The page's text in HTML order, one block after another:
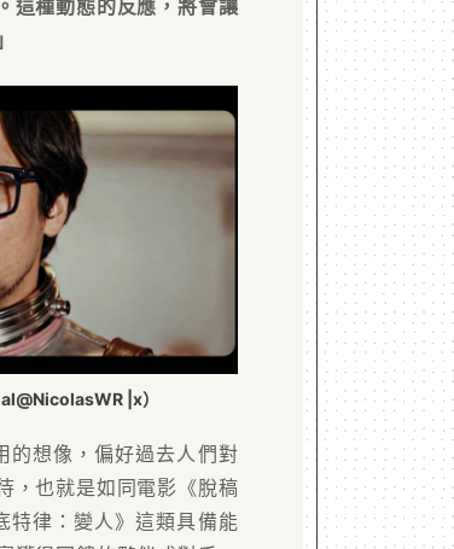
這種動態的反應，將會讓
|x）
的想像，偏好過去人們對
，也就是如同電影《脫稿
特律：變人》這類具備能